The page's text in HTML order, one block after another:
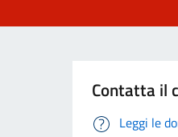
Contatta il
Leggi le